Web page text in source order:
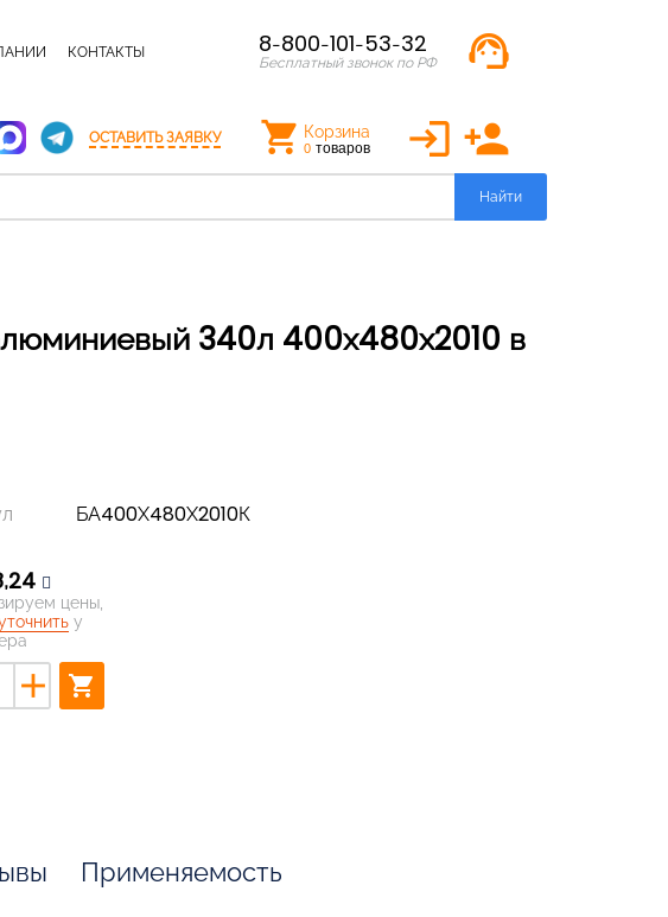
КОНТАКТЫ 8-800-101-53-32
Бесплатный звонок по РФ support_agent
ОСТАВИТЬ ЗАЯВКУ Корзина
0 товаров login person_add
Найти
БА400Х480Х2010К
цены,
у
add shopping_cart
Применяемость